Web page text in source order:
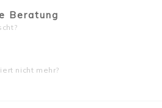
Beratung
nicht mehr?